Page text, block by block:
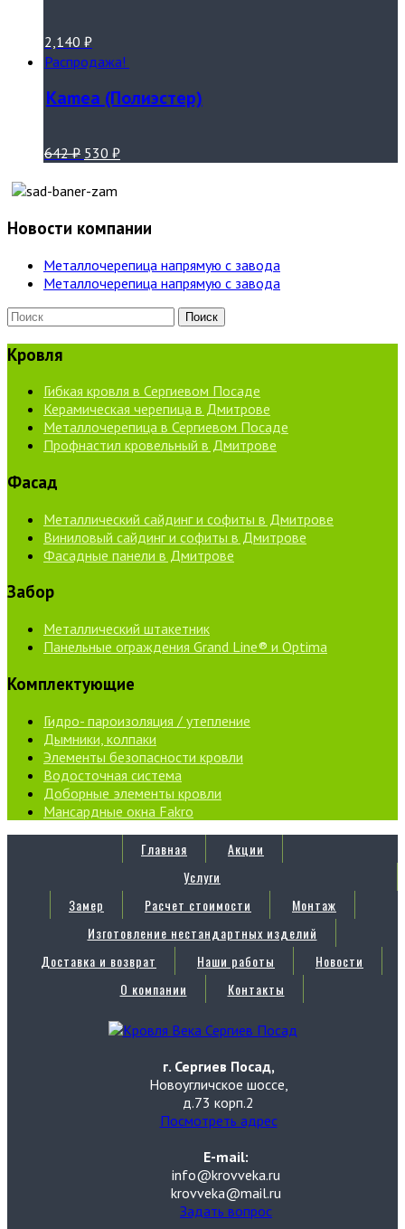
2,140 ₽
Распродажа!
Kamea (Полиэстер)
642₽ 530 ₽
Новости компании
Металлочерепица напрямую с завода
Металлочерепица напрямую с завода
Кровля
Гибкая кровля в Сергиевом Посаде
Керамическая черепица в Дмитрове
Металлочерепица в Сергиевом Посаде
Профнастил кровельный в Дмитрове
Фасад
Металлический сайдинг и софиты в Дмитрове
Виниловый сайдинг и софиты в Дмитрове
Фасадные панели в Дмитрове
Забор
Металлический штакетник
Панельные ограждения Grand Line® и Optima
Комплектующие
Гидро- пароизоляция / утепление
Дымники, колпаки
Элементы безопасности кровли
Водосточная система
Доборные элементы кровли
Мансардные окна Fakro
Главная
Акции
Услуги
Замер
Расчет стоимости
Монтаж
Изготовление нестандартных изделий
Доставка и возврат
Наши работы
Новости
О компании
Контакты
г. Сергиев Посад,
Новоугличское шоссе,
д.73 корп.2
Посмотреть адрес
E-mail:
info@krovveka.ru
krovveka@mail.ru
Задать вопрос